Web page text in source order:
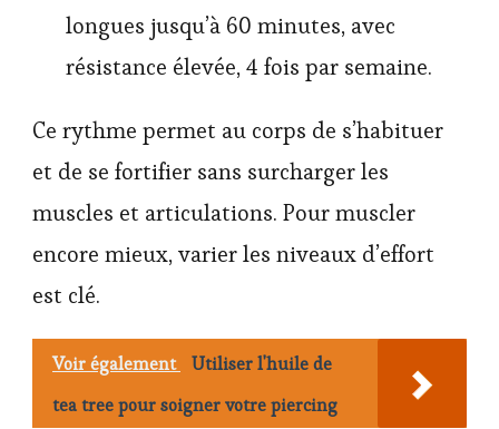
longues jusqu’à 60 minutes, avec
résistance élevée, 4 fois par semaine.
Ce rythme permet au corps de s’habituer
et de se fortifier sans surcharger les
muscles et articulations. Pour muscler
encore mieux, varier les niveaux d’effort
est clé.
Voir également
Utiliser l'huile de
tea tree pour soigner votre piercing